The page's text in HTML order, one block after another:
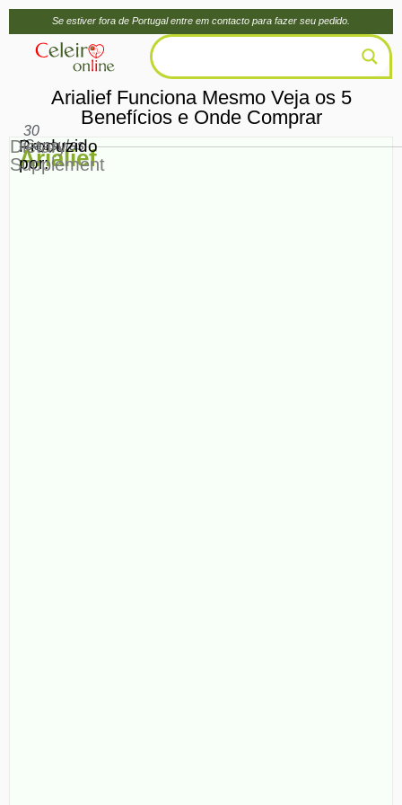
Se estiver fora de Portugal entre em contacto para fazer seu pedido.
Arialief Funciona Mesmo Veja os 5
Benefícios e Onde Comprar
Arialief
30
Capsulas
Produzido
por:
Dietary
Supplement